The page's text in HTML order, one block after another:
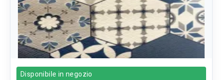
Disponibile in negozio